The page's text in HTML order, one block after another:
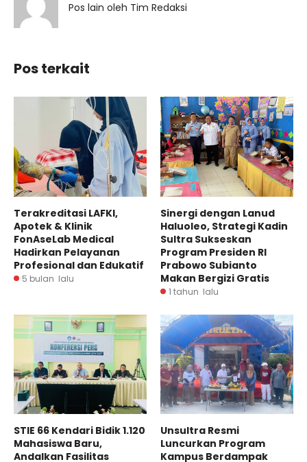
Pos lain oleh Tim Redaksi
Pos terkait
Terakreditasi LAFKI,
Apotek & Klinik
FonAseLab Medical
Hadirkan Pelayanan
Profesional dan Edukatif
5 bulan lalu
Sinergi dengan Lanud
Haluoleo, Strategi Kadin
Sultra Sukseskan
Program Presiden RI
Prabowo Subianto
Makan Bergizi Gratis
1 tahun lalu
STIE 66 Kendari Bidik 1.120
Mahasiswa Baru,
Andalkan Fasilitas
Unsultra Resmi
Luncurkan Program
Kampus Berdampak